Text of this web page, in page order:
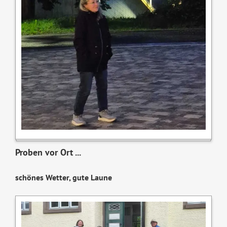
Proben vor Ort ...
schönes Wetter, gute Laune